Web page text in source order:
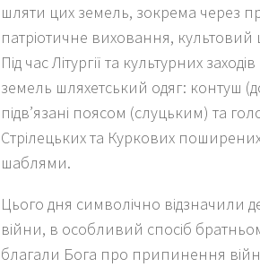
шляти цих земель, зокрема через
патріотичне виховання, культовий
Під час Літургії та культурних
земель шляхетський одяг: контуш
підв’язані поясом (слуцьким) та
Стрілецьких та Куркових
шаблями.
Цього дня символічно відзначили
війни, в особливий спосіб
благали Бога про припинення